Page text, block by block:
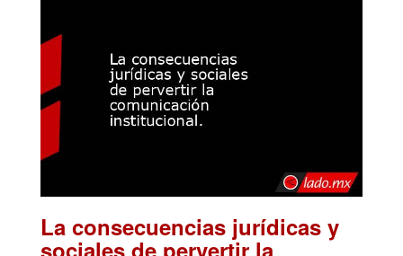
La consecuencias jurídicas y
sociales de pervertir la